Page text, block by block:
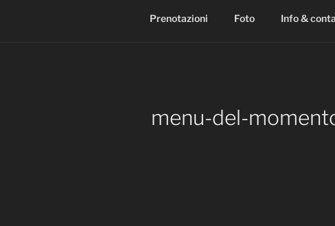
Prenotazioni Foto Info &
menu-del-